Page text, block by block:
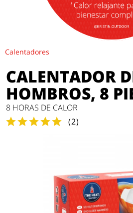
Calentadores
CALENTADOR
HOMBROS, 8
8 HORAS DE CALOR
(2)